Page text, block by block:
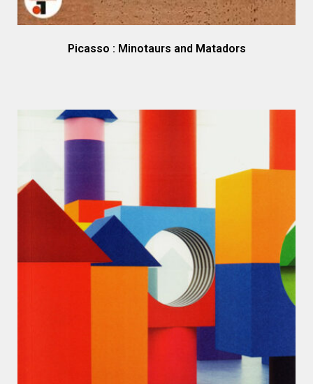
Picasso : Minotaurs and Matadors